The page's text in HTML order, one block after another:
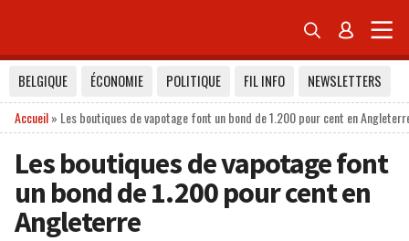
 
BELGIQUE ÉCONOMIE POLITIQUE FIL INFO
NEWSLETTERS
Accueil» Les boutiques de vapotage font un bond de 1.200 pour cent en
Les boutiques de vapotage font
un bond de 1.200 pour cent en
Angleterre